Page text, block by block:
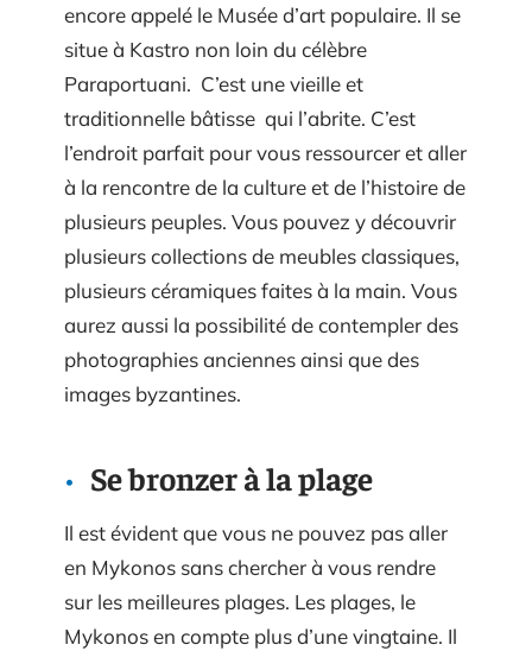
encore appelé le Musée d’art populaire. Il se
situe à Kastro non loin du célèbre
Paraportuani. C’est une vieille et
traditionnelle bâtisse qui l’abrite. C’est
l’endroit parfait pour vous ressourcer et aller
à la rencontre de la culture et de l’histoire de
plusieurs peuples. Vous pouvez y découvrir
plusieurs collections de meubles classiques,
plusieurs céramiques faites à la main. Vous
aurez aussi la possibilité de contempler des
photographies anciennes ainsi que des
images byzantines.
Se bronzer à la plage
Il est évident que vous ne pouvez pas aller
en Mykonos sans chercher à vous rendre
sur les meilleures plages. Les plages, le
Mykonos en compte plus d’une vingtaine. Il